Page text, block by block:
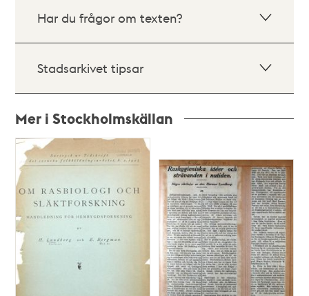
Har du frågor om texten?
Stadsarkivet tipsar
Mer i Stockholmskällan
Relaterade
poster
och
teman